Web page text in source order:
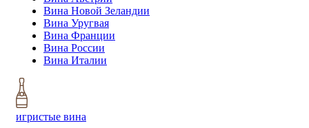
Вина Новой Зеландии
Вина Уругвая
Вина Франции
Вина России
Вина Италии
игристые вина